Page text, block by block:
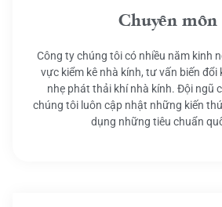
Chuyên môn
Công ty chúng tôi có nhiều năm kinh
vực kiểm kê nhà kính, tư vấn biến đổi
nhẹ phát thải khí nhà kính. Đội ngũ
chúng tôi luôn cập nhật những kiến
dụng những tiêu chuẩn